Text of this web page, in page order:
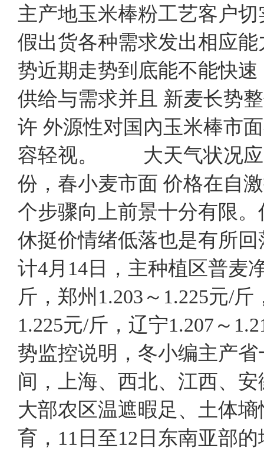
主产地玉米棒粉工艺客户
假出货各种需求发出相应
势近期走势到底能不能快
供给与需求并且 新麦长势
许 外源性对国內玉米棒市
容轻视。 大天气状况
份，春小麦市面 价格在自
个步骤向上前景十分有限
休挺价情绪低落也是有所
计4月14日，主种植区普麦
斤，郑州1.203～1.225元/
1.225元/斤，辽宁1.207～
势监控说明，冬小编主产
间，上海、西北、江西、
大部农区温遮暇足、土体
育，11日至12日东南亚部